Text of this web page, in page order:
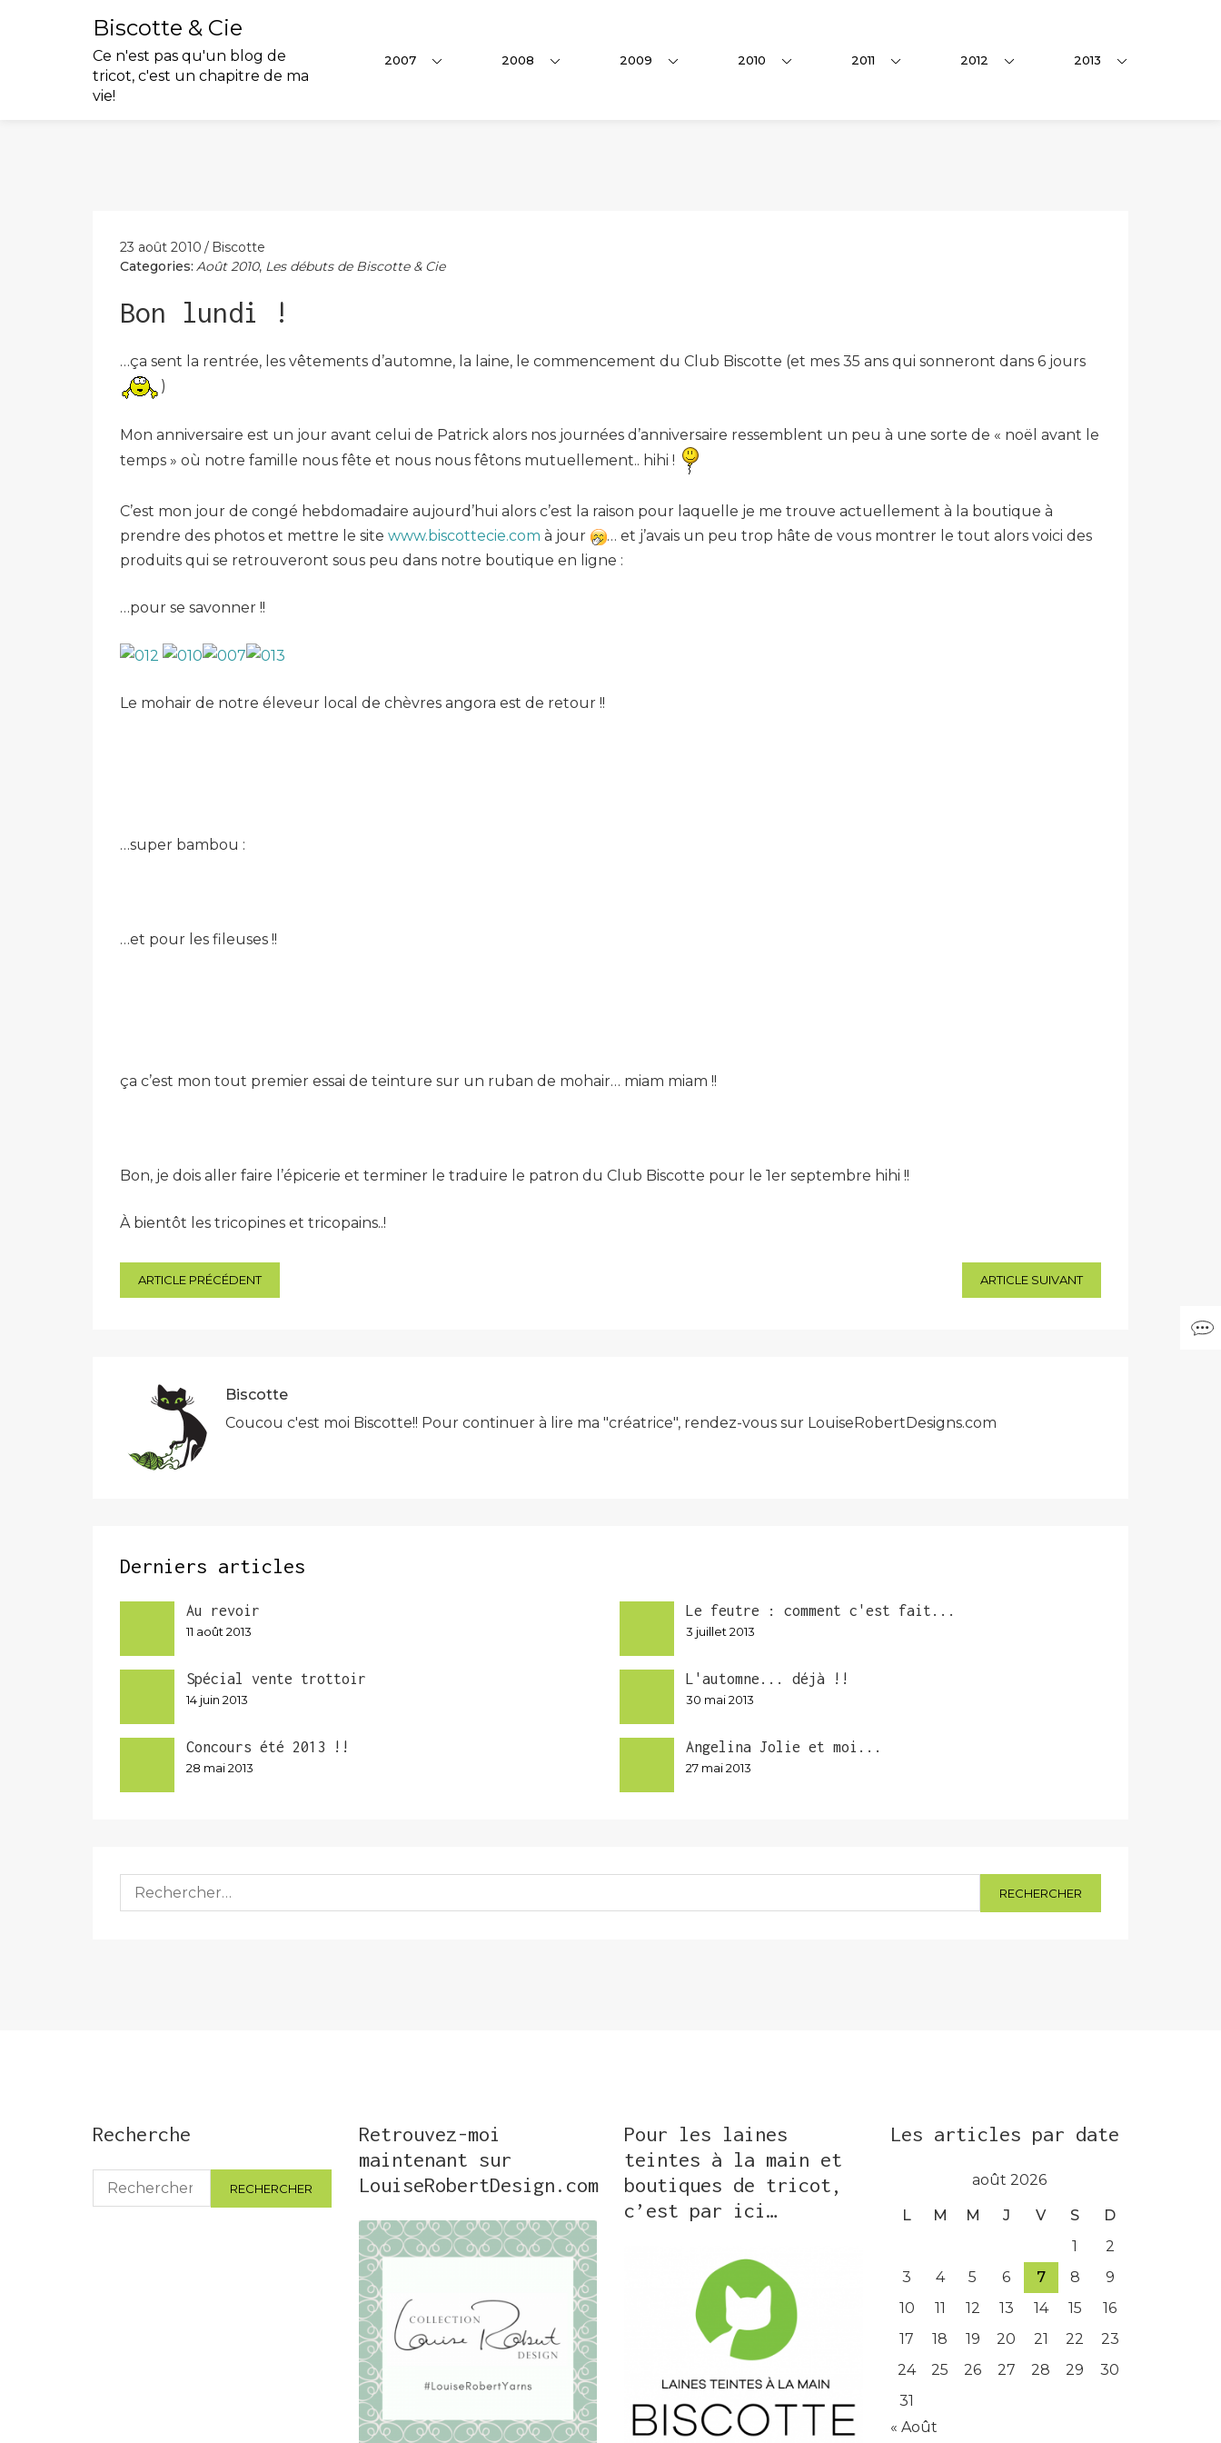
Biscotte & Cie
Ce n'est pas qu'un blog de
tricot, c'est un chapitre de ma
vie!
2007 2008 2009 2010 2011 2012 2013
23 août 2010
Biscotte
Categories: Août 2010, Les débuts de Biscotte & Cie
Bon lundi !
…ça sent la rentrée, les vêtements d’automne, la laine, le commencement du Club Biscotte (et mes 35 ans qui sonneront dans 6 jours
)
Mon anniversaire est un jour avant celui de Patrick alors nos journées d’anniversaire ressemblent un peu à une sorte de « noël avant le
temps » où notre famille nous fête et nous nous fêtons mutuellement.. hihi !
C’est mon jour de congé hebdomadaire aujourd’hui alors c’est la raison pour laquelle je me trouve actuellement à la boutique à
prendre des photos et mettre le site www.biscottecie.com à jour
… et j’avais un peu trop hâte de vous montrer le tout alors voici des
produits qui se retrouveront sous peu dans notre boutique en ligne :
…pour se savonner !!
Le mohair de notre éleveur local de chèvres angora est de retour !!
…super bambou :
…et pour les fileuses !!
ça c’est mon tout premier essai de teinture sur un ruban de mohair… miam miam !!
Bon, je dois aller faire l’épicerie et terminer le traduire le patron du Club Biscotte pour le 1er septembre hihi !!
À bientôt les tricopines et tricopains..!
Navigation
ARTICLE PRÉCÉDENT ARTICLE SUIVANT
Biscotte
Coucou c'est moi Biscotte!! Pour continuer à lire ma "créatrice", rendez-vous sur LouiseRobertDesigns.com
Derniers articles
Au revoir
11 août 2013
Le feutre : comment c'est fait...
3 juillet 2013
Spécial vente trottoir
14 juin 2013
L'automne... déjà !!
30 mai 2013
Concours été 2013 !!
28 mai 2013
Angelina Jolie et moi...
27 mai 2013
Rechercher :
Recherche
Rechercher :
Retrouvez-moi
maintenant sur
LouiseRobertDesign.com
Pour les laines
teintes à la main et
boutiques de tricot,
c’est par ici…
Les articles par date
août 2026
L M M J V S
D
1
2
3
4 5 6 7 8
9
10
11 12 13 14 15
16
17
18 19 20 21 22
23
24
25 26 27 28 29
30
31
« Août